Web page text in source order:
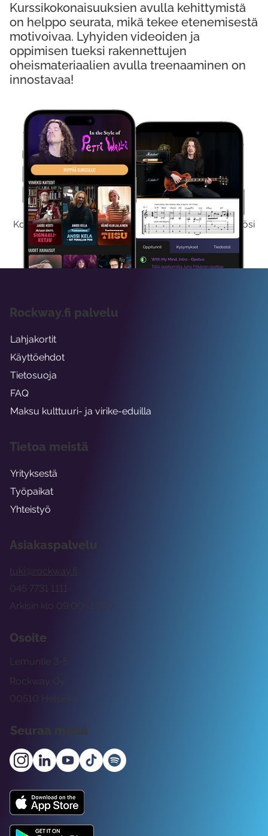
Kokeile Ilmaiseksi
Kokeilemalla ilmaiseksi saat koko sisältömme käyttöösi
viikon ajaksi.
Kurssikokonaisuuksien avulla kehittymistä
on helppo seurata, mikä tekee etenemisestä
motivoivaa. Lyhyiden videoiden ja
oppimisen tueksi rakennettujen
oheismateriaalien avulla treenaaminen on
innostavaa!
Asiakaspalvelu
tuki@rockway.fi
Arkisin klo 09:00 -15:00
045 7731 1111
Osoite
Rockway Oy
Lemuntie 3-5
00510 Helsinki
Seuraa meitä
Rockway.fi palvelu
Lahjakortit
Käyttöehdot
Tietosuoja
FAQ
Maksu kulttuuri- ja virike-eduilla
Tietoa meistä
Yrityksestä
Työpaikat
Yhteistyö